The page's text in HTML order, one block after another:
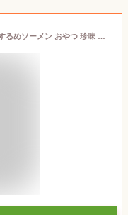
いかソーメン 250g いか イカソーメン するめソーメン おやつ 珍味 やみつき おつまみ 家飲み ダイエット 噛む オーシャン・フォレスト【メール便】【代金引換不可・日時指定不可】【MAIL】